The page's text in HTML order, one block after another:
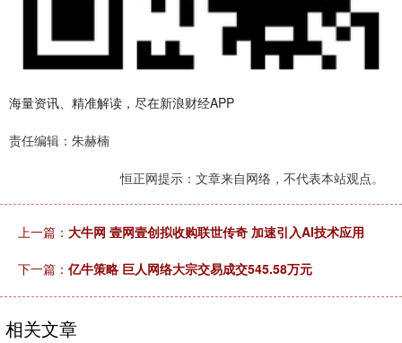
海量资讯、精准解读，尽在新浪财经APP
责任编辑：朱赫楠
恒正网提示：文章来自网络，不代表本站观点。
上一篇： 大牛网 壹网壹创拟收购联世传奇 加速引入AI技术应用
下一篇： 亿牛策略 巨人网络大宗交易成交545.58万元
相关文章